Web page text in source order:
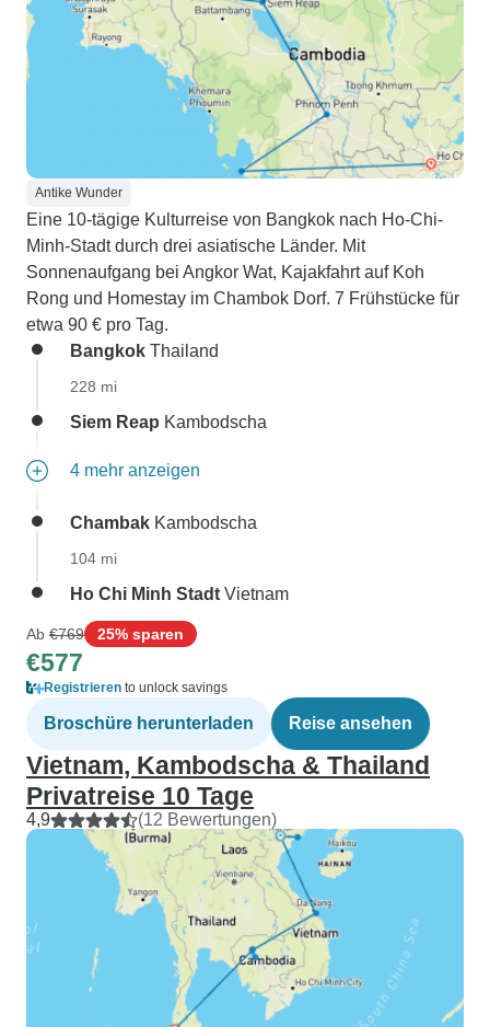
Antike Wunder
Eine 10-tägige Kulturreise von Bangkok nach Ho-Chi-
Minh-Stadt durch drei asiatische Länder. Mit
Sonnenaufgang bei Angkor Wat, Kajakfahrt auf Koh
Rong und Homestay im Chambok Dorf. 7 Frühstücke für
etwa 90 € pro Tag.
Bangkok Thailand
228 mi
Siem Reap Kambodscha
4 mehr anzeigen
Chambak Kambodscha
104 mi
Ho Chi Minh Stadt Vietnam
Ab €769 25% sparen
€577
Registrieren to unlock savings
Broschüre herunterladen Reise ansehen
Vietnam, Kambodscha & Thailand
Privatreise 10 Tage
4,9 (12 Bewertungen)